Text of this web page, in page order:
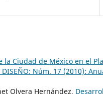
la Ciudad de México en el
DISEÑO: Núm. 17 (2010):
Olvera Hernández,